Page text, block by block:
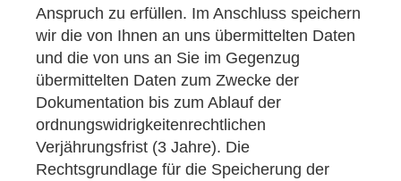
Anspruch zu erfüllen. Im Anschluss speichern
wir die von Ihnen an uns übermittelten Daten
und die von uns an Sie im Gegenzug
übermittelten Daten zum Zwecke der
Dokumentation bis zum Ablauf der
ordnungswidrigkeitenrechtlichen
Verjährungsfrist (3 Jahre). Die
Rechtsgrundlage für die Speicherung der